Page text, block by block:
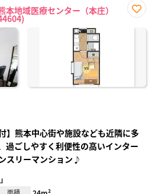
地域医療センター（本庄）
に入
】熊本中心街や施設なども近隣に多
過ごしやすく利便性の高いインター
スリーマンション♪
面積